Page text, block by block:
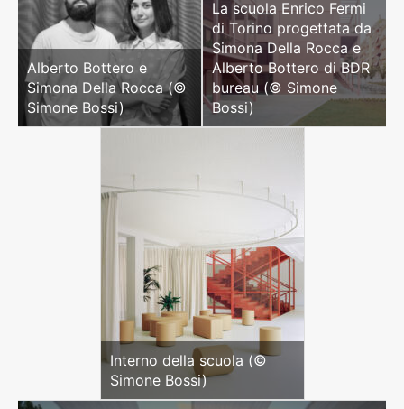
Alberto Bottero e
Simona Della Rocca (©
Simone Bossi)
La scuola Enrico Fermi
di Torino progettata da
Simona Della Rocca e
Alberto Bottero di BDR
bureau (© Simone
Bossi)
Interno della scuola (©
Simone Bossi)